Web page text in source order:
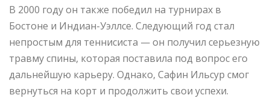
В 2000 году он также победил на турнирах в
Бостоне и Индиан-Уэллсе. Следующий год стал
непростым для теннисиста — он получил серьезную
травму спины, которая поставила под вопрос его
дальнейшую карьеру. Однако, Сафин Ильсур смог
вернуться на корт и продолжить свои успехи.